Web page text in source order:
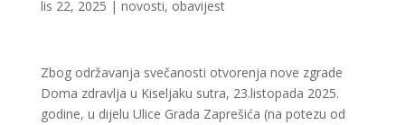
lis 22, 2025 | novosti, obavijest
Zbog održavanja svečanosti otvorenja nove zgrade
Doma zdravlja u Kiseljaku sutra, 23.listopada 2025.
godine, u dijelu Ulice Grada Zaprešića (na potezu od